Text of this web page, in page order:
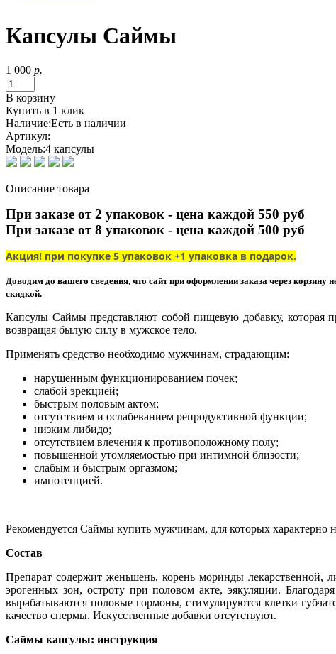
Капсулы Саймы
1 000 р.
В корзину
Купить в 1 клик
Наличие:Есть в наличии
Артикул:
Модель:4 капсулы
Описание товара
При заказе от 2 упаковок - цена каждой 550 руб
При заказе от 8 упаковок - цена каждой 500 руб
Акция! при покупке 5 упаковок +1 упаковка в подарок.
Доводим до вашего сведения, что сайт при оформлении заказа через
скидкой.
Капсулы Саймы представляют собой пищевую добавку, которая
возвращая былую силу в мужское тело.
Применять средство необходимо мужчинам, страдающим:
нарушенным функционированием почек;
слабой эрекцией;
быстрым половым актом;
отсутствием и ослабеванием репродуктивной функции;
низким либидо;
отсутствием влечения к противоположному полу;
повышенной утомляемостью при интимной близости;
слабым и быстрым оргазмом;
импотенцией.
Рекомендуется Саймы купить мужчинам, для которых характерно
Состав
Препарат содержит женьшень, корень моринды лекарственной,
эрогенных зон, остроту при половом акте, эякуляции.
вырабатываются половые гормоны, стимулируются клетки
качество спермы. Искусственные добавки отсутствуют.
Саймы капсулы: инструкция